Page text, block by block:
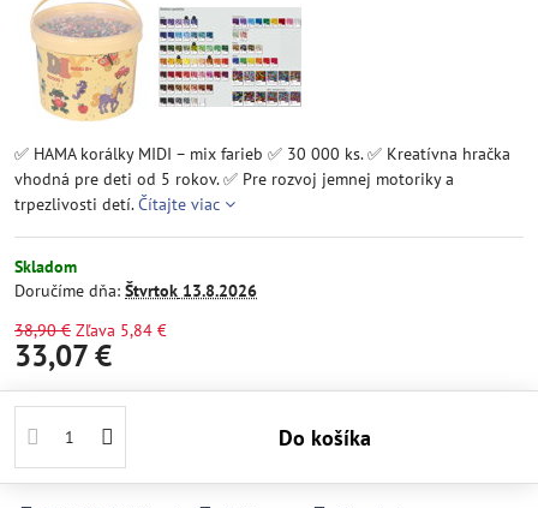
✅ HAMA korálky MIDI – mix farieb ✅ 30 000 ks. ✅ Kreatívna hračka
vhodná pre deti od 5 rokov. ✅ Pre rozvoj jemnej motoriky a
trpezlivosti detí.Čítajte viac
Skladom
Doručíme dňa: Štvrtok 13.8.2026
38,90 € Zľava 5,84 €
33,07 €
Do košíka